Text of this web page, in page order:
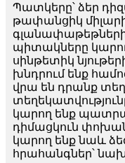
Պատկերը՝ ձեր
թափանցիկ
պիտակները
սինթետիկ
խնդրում ենք
վրա են դրանք
կարող ենք
դիմացկուն
կարող ենք նաև
հրահանգներ՝